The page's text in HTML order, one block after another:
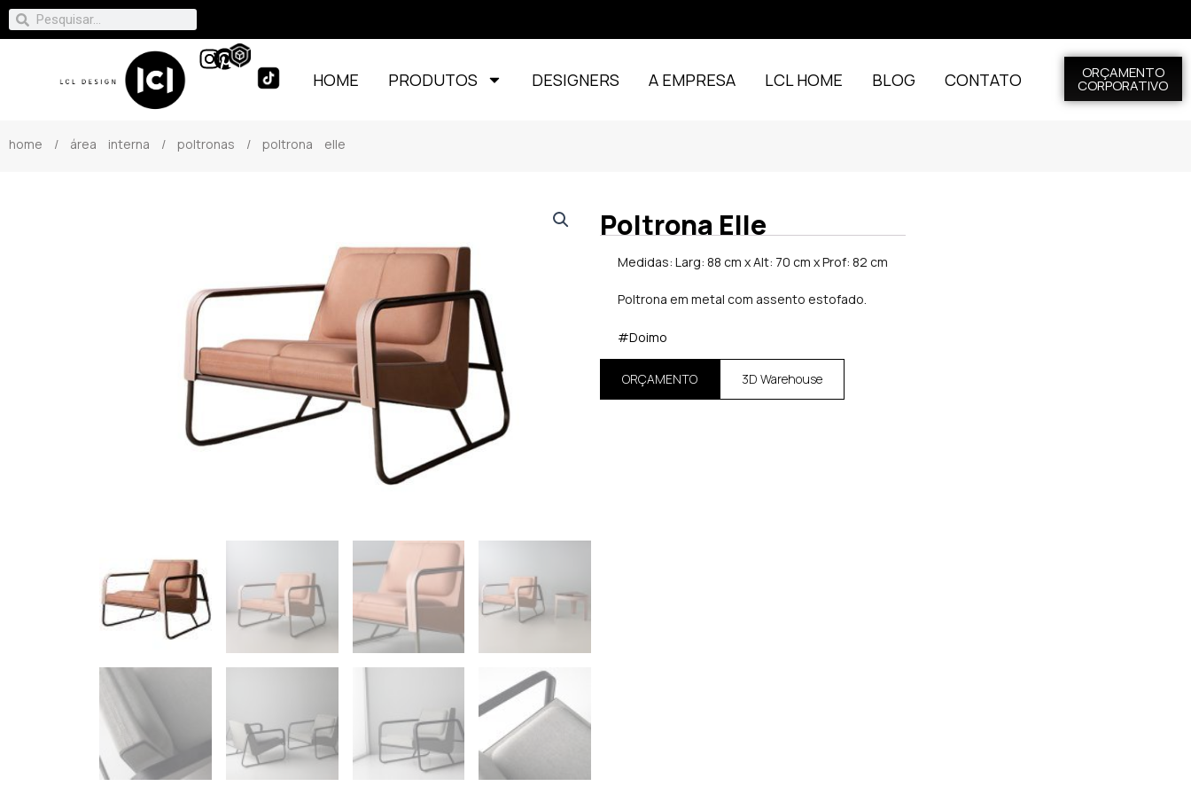
HOME PRODUTOS DESIGNERS A EMPRESA LCL HOME BLOG CONTATO ORÇAMENTO
CORPORATIVO
home / área interna / poltronas / poltrona elle
Poltrona Elle
Medidas: Larg: 88 cm x Alt: 70 cm x Prof: 82 cm
Poltrona em metal com assento estofado.
#Doimo
ORÇAMENTO 3D Warehouse